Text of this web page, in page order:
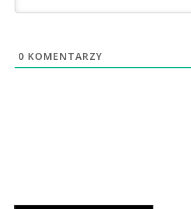
0 KOMENTARZY